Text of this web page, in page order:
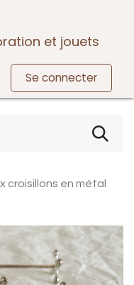
et jouets
Se connecter
croisillons en métal